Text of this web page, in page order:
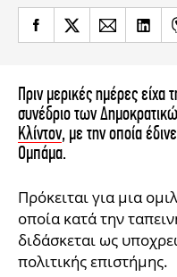
ΖΩΗ
ΓΥΝΑΙΚΑ
ΕΚΛΟΓΕΣ
ΤΕΧΝΟΛΟΓΙΑ
DESIGN
EURO
PODCAST
iOPINIONS
iBOOKS
OSCARS
Πριν μερικές ημέρες
συνέδριο των
Κλίντον, με την οποία
Ομπάμα.
Πρόκειται για μια
οποία κατά την
διδάσκεται ως
πολιτικής επιστήμης.